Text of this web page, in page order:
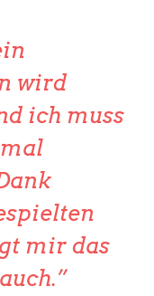
wird
ich muss
mir das